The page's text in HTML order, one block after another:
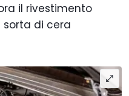
il rivestimento
sorta di cera